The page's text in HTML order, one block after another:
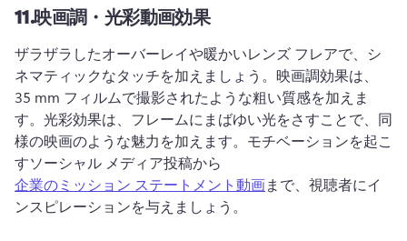
11.映画調・光彩動画効果
ザラザラしたオーバーレイや暖かいレンズ フレアで、シ
ネマティックなタッチを加えましょう。 映画調効果は、
35 mm フィルムで撮影されたような粗い質感を加えま
す。 光彩効果は、フレームにまばゆい光をさすことで、同
様の映画のような魅力を加えます。 モチベーションを起こ
すソーシャル メディア投稿から
企業のミッション ステートメント動画まで、視聴者にイ
ンスピレーションを与えましょう。